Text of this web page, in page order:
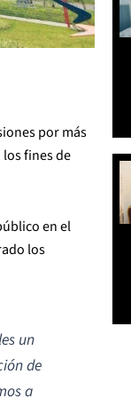
por más
fines de
en el
los
un
de
a